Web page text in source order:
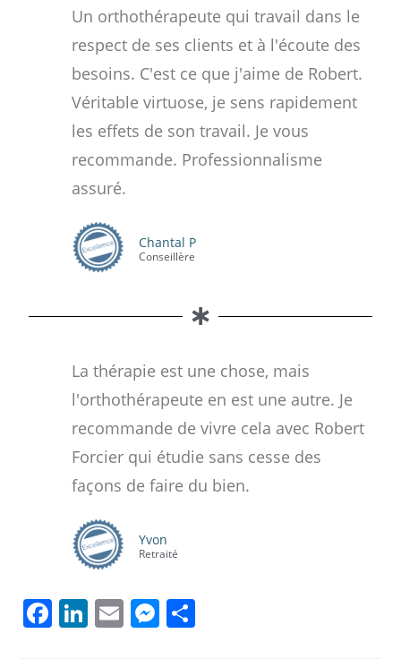
Un orthothérapeute qui travail dans le
respect de ses clients et à l'écoute des
besoins. C'est ce que j'aime de Robert.
Véritable virtuose, je sens rapidement
les effets de son travail. Je vous
recommande. Professionnalisme
assuré.
Chantal P
Conseillère
La thérapie est une chose, mais
l'orthothérapeute en est une autre. Je
recommande de vivre cela avec Robert
Forcier qui étudie sans cesse des
façons de faire du bien.
Yvon
Retraité
F Li E M